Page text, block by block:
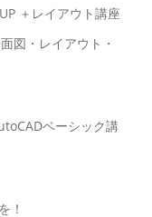
＋レイアウト講座
図・レイアウト・
ベーシック講
！